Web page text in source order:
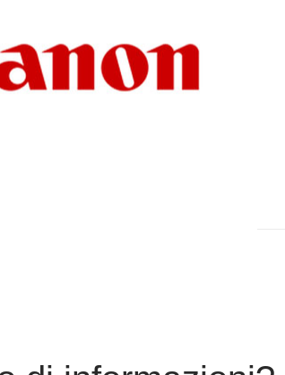
e facili da utilizzare che si
qualunque flusso di lavoro per
CAD e GIS, anche multifunzione.